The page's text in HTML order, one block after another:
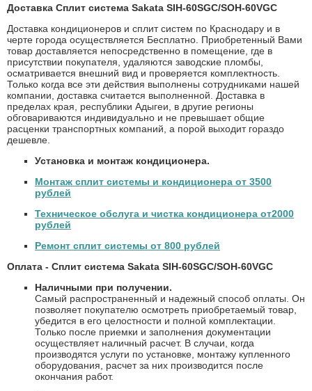
Доставка Сплит система Sakata SIH-60SGC/SOH-60VGC
Доставка кондиционеров и сплит систем по Краснодару и в
черте города осуществляется Бесплатно. Приобретенный Вами
товар доставляется непосредственно в помещение, где в
присутствии покупателя, удаляются заводские пломбы,
осматривается внешний вид и проверяется комплектность.
Только когда все эти действия выполнены сотрудниками нашей
компании, доставка считается выполненной. Доставка в
пределах края, республики Адыгеи, в другие регионы
обговариваются индивидуально и не превышает общие
расценки транспортных компаний, а порой выходит гораздо
дешевле.
Установка и монтаж кондиционера.
Монтаж сплит системы и кондиционера от 3500
рублей
Техническое обслуга и чистка кондиционера от2000
рублей
Ремонт сплит системы от 800 рублей
Оплата - Сплит система Sakata SIH-60SGC/SOH-60VGC
Наличными при получении.
Самый распространенный и надежный способ оплаты. Он
позволяет покупателю осмотреть приобретаемый товар,
убедится в его целостности и полной комплектации.
Только после приемки и заполнения документации
осуществляет наличный расчет. В случаи, когда
производятся услуги по установке, монтажу купленного
оборудования, расчет за них производится после
окончания работ.